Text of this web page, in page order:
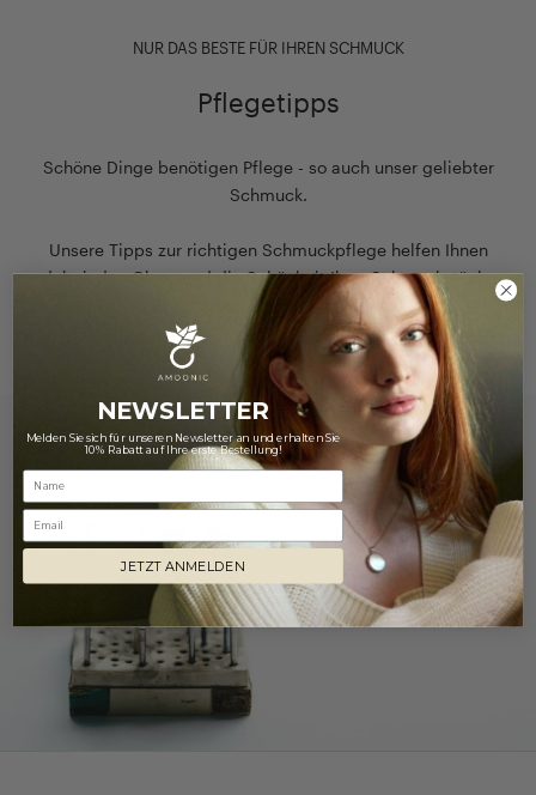
NUR DAS BESTE FÜR IHREN SCHMUCK
Pflegetipps
Schöne Dinge benötigen Pflege - so auch unser geliebter
Schmuck.
Unsere Tipps zur richtigen Schmuckpflege helfen Ihnen
dabei, den Glanz und die Schönheit Ihrer Schmuckstücke
lange zu erhalten!
Hier finden Sie unsere Pflegehinweise
NEWSLETTER
Melden Sie sich für unseren Newsletter an und erhalten Sie
10% Rabatt auf Ihre erste Bestellung!
Email
JETZT ANMELDEN